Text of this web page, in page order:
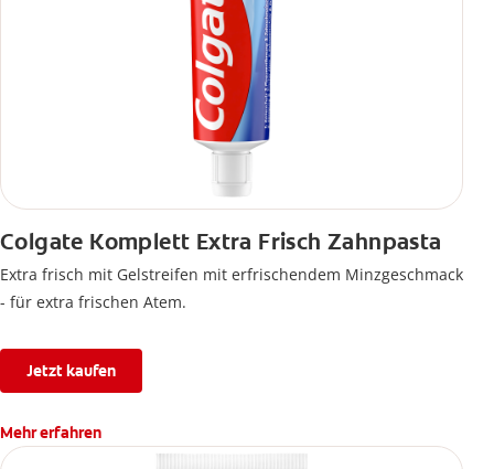
Colgate Komplett Extra Frisch Zahnpasta
Extra frisch mit Gelstreifen mit erfrischendem Minzgeschmack
- für extra frischen Atem.
Jetzt kaufen
Mehr erfahren